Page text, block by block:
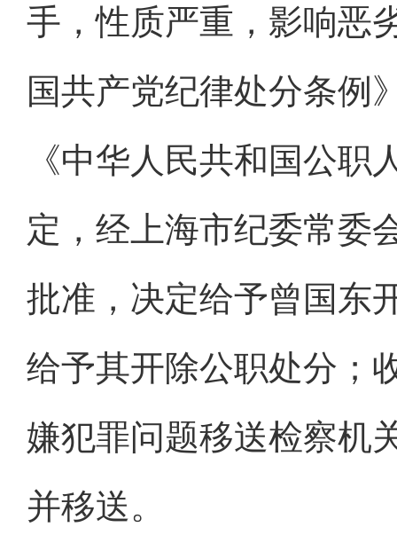
手，性质严重，影响恶
国共产党纪律处分条例
《中华人民共和国公
定，经上海市纪委常委
批准，决定给予曾国东
给予其开除公职处分；
嫌犯罪问题移送检察机
并移送。